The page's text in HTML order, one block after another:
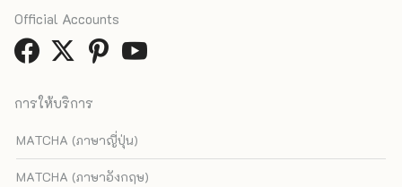
การให้บริการ
MATCHA (ภาษาญี่ปุ่น)
MATCHA (ภาษาอังกฤษ)
Official Accounts